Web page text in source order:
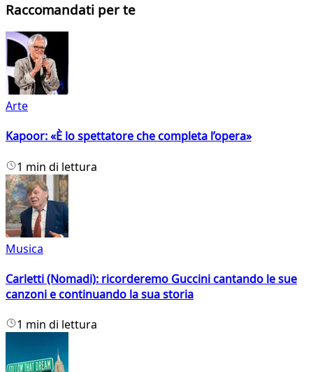
Raccomandati per te
Arte
Kapoor: «È lo spettatore che completa l’opera»
1 min di lettura
Musica
Carletti (Nomadi): ricorderemo Guccini cantando le sue
canzoni e continuando la sua storia
1 min di lettura